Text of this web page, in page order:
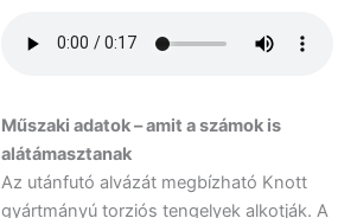
Műszaki adatok – amit a számok is
alátámasztanak
Az utánfutó alvázát megbízható Knott
gyártmányú torziós tengelyek alkotják. A